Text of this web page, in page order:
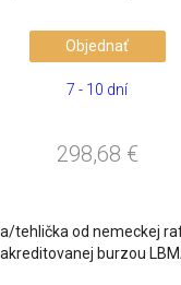
Objednať
7 - 10 dní
298,68 €